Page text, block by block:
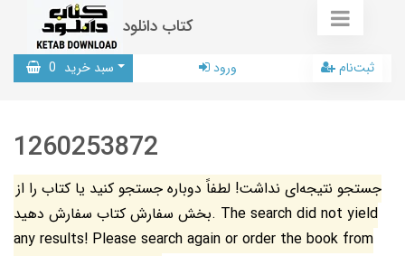
کتاب دانلود
سبد خرید 0 ورود ثبت‌نام
1260253872
جستجو نتیجه‌ای نداشت! لطفاً دوباره جستجو کنید یا کتاب را از
بخش سفارش کتاب سفارش دهید. The search did not yield
any results! Please search again or order the book from